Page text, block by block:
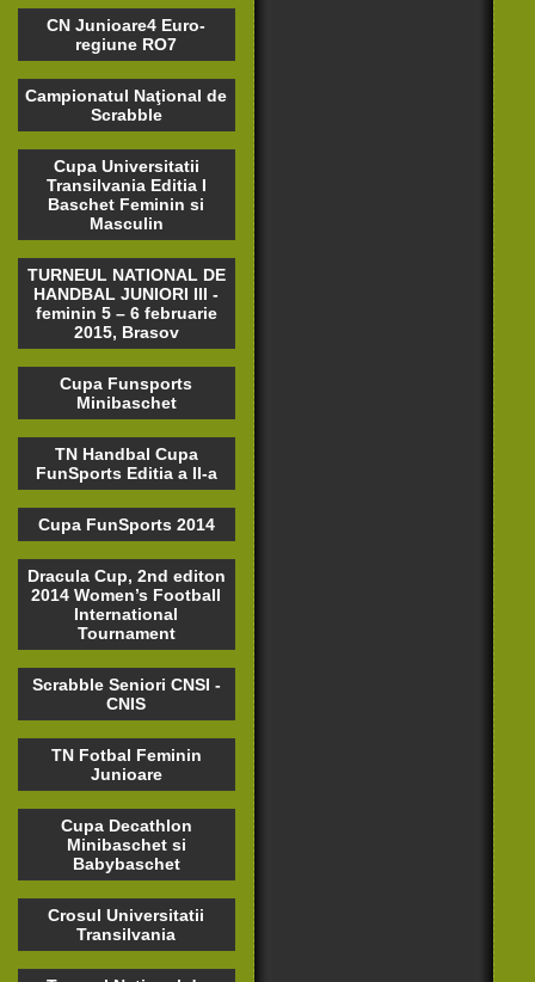
CN Junioare4 Euro-
regiune RO7
Campionatul Naţional de
Scrabble
Cupa Universitatii
Transilvania Editia I
Baschet Feminin si
Masculin
TURNEUL NATIONAL DE
HANDBAL JUNIORI III -
feminin 5 – 6 februarie
2015, Brasov
Cupa Funsports
Minibaschet
TN Handbal Cupa
FunSports Editia a II-a
Cupa FunSports 2014
Dracula Cup, 2nd editon
2014 Women’s Football
International
Tournament
Scrabble Seniori CNSI -
CNIS
TN Fotbal Feminin
Junioare
Cupa Decathlon
Minibaschet si
Babybaschet
Crosul Universitatii
Transilvania